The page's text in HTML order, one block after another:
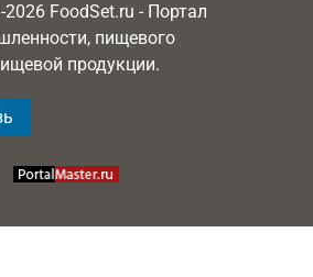
FoodSet.ru - Портал
пищевого
продукции.